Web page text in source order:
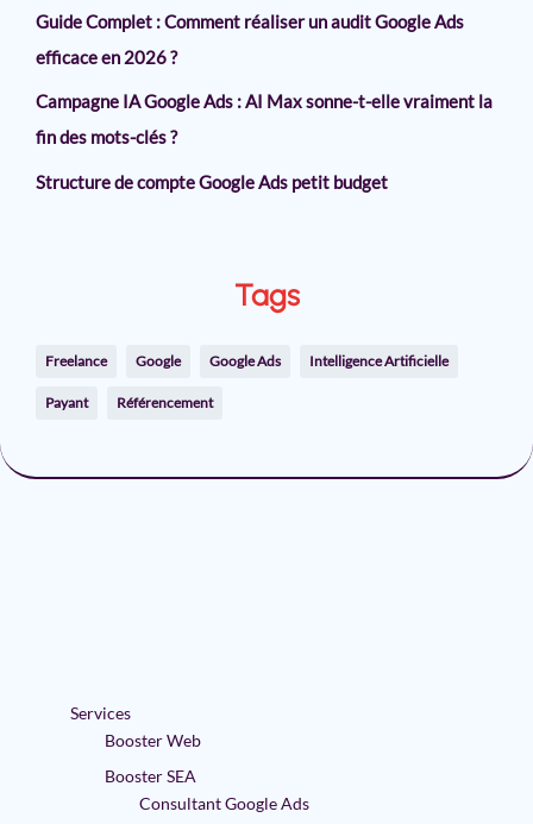
Guide Complet : Comment réaliser un audit Google Ads
efficace en 2026 ?
Campagne IA Google Ads : AI Max sonne-t-elle vraiment la
fin des mots-clés ?
Structure de compte Google Ads petit budget
Tags
Freelance Google Google Ads Intelligence Artificielle
Payant Référencement
Services
Booster Web
Booster SEA
Consultant Google Ads